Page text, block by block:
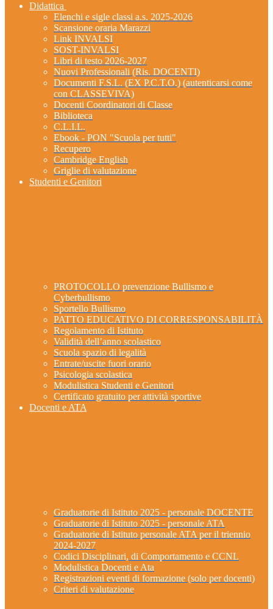
Didattica
Elenchi e sigle classi a.s. 2025-2026
Scansione oraria Marazzi
Link INVALSI
SOST-INVALSI
Libri di testo 2026-2027
Nuovi Professionali (Ris. DOCENTI)
Documenti F.S.L. (EX P.C.T.O.) (autenticarsi come
con CLASSEVIVA)
Docenti Coordinatori di Classe
Biblioteca
C.L.I.L.
Ebook - PON "Scuola per tutti"
Recupero
Cambridge English
Griglie di valutazione
Studenti e Genitori
PROTOCOLLO prevenzione Bullismo e
Cyberbullismo
Sportello Bullismo
PATTO EDUCATIVO DI CORRESPONSABILITÀ
Regolamento di Istituto
Validità dell’anno scolastico
Scuola spazio di legalità
Entrate/uscite fuori orario
Psicologia scolastica
Modulistica Studenti e Genitori
Certificato gratuito per attività sportive
Docenti e ATA
Graduatorie di Istituto 2025 - personale DOCENTE
Graduatorie di Istituto 2025 - personale ATA
Graduatorie di Istituto personale ATA per il triennio
2024-2027
Codici Disciplinari, di Comportamento e CCNL
Modulistica Docenti e Ata
Registrazioni eventi di formazione (solo per docenti)
Criteri di valutazione